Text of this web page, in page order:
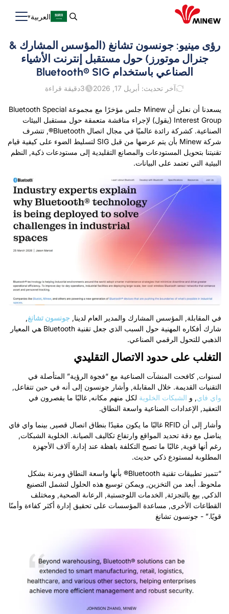
العربية
رؤى مينيو: جونسون تشانغ (المؤسس المشارك &
جنرال موتورز) حول مستقبل إنترنت الأشياء
الصناعي باستخدام Bluetooth® SIG
آخر تحديث: أبريل 17, 2026 3دقيقة قراءة
يسعدنا أن نعلن أن Minew جلس مؤخرًا مع مجموعة Bluetooth Special
Interest Group (يقول)
لإجراء مناقشة متعمقة حول مستقبل البيئات
الصناعية. كشركة رائدة عالميًا في مجال اتصال Bluetooth®, تتشرف
شركة Minew بأن يتم عرضها من قبل SIG لتسليط الضوء على كيفية قيام
تقنيتنا بتحويل المستودعات والمصانع التقليدية إلى مستودعات ذكية, النظم
البيئية التي تعتمد على البيانات.
في المقابلة, المؤسس المشارك والمدير العام لدينا, جونسون تشانغ,
شارك أفكاره المهنية حول السبب الذي جعل تقنية Bluetooth هي المعيار
الذهبي للتحول الرقمي الصناعي.
التغلب على حدود الاتصال التقليدي
لسنوات, كافحت المنشآت الصناعية مع “فجوة الرؤية” المتأصلة في
التقنيات القديمة. خلال المقابلة, وأشار جونسون إلى أنه في حين تتفاعل,
واي فاي, و الشبكات الخلوية لكل منهم مكانه, غالبًا ما يقصرون في
التعقيد, الإعدادات الصناعية واسعة النطاق.
وأشار إلى أن RFID
غالبًا ما يكون مقيدًا بنطاق اتصال قصير, بينما واي فاي
يناضل مع دقة تحديد المواقع وارتفاع تكاليف الصيانة. الخلوية الشبكات,
رغم أنها قوية, غالبًا ما تصبح التكلفة باهظة عند إدارة آلاف الأجهزة
المطلوبة لمستودع ذكي حديث.
“تتميز تطبيقات تقنية Bluetooth® بأنها واسعة النطاق ومرنة بشكل
ملحوظ. أبعد من التخزين, ويمكن توسيع هذه الحلول لتشمل التصنيع
الذكي, بيع بالتجزئة, الخدمات اللوجستية, الرعاىة الصحية, ومختلف
القطاعات الأخرى, مساعدة المؤسسات على تحقيق إدارة أكثر كفاءة وأمنًا
قويًا.” - جونسون تشانغ